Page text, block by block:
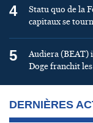
4
Statu quo de la
capitaux se
5
Audiera (BEAT)
Doge franchit
DERNIÈRES